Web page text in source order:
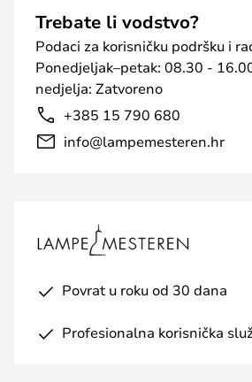
Trebate li vodstvo?
Podaci za korisničku podršku i
Ponedjeljak–petak: 08.30 -
nedjelja: Zatvoreno
+385 15 790 680
info@lampemesteren.hr
Povrat u roku od 30 dana
Profesionalna korisnička